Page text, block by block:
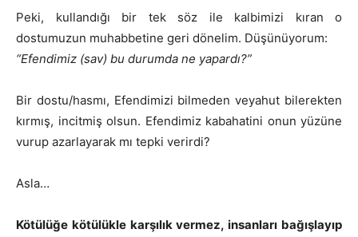
Peki, kullandığı bir tek söz ile kalbimizi kıran o
dostumuzun muhabbetine geri dönelim. Düşünüyorum:
“Efendimiz (sav) bu durumda ne yapardı?”
Bir dostu/hasmı, Efendimizi bilmeden veyahut bilerekten
kırmış, incitmiş olsun. Efendimiz kabahatini onun yüzüne
vurup azarlayarak mı tepki verirdi?
Asla…
Kötülüğe kötülükle karşılık vermez, insanları bağışlayıp